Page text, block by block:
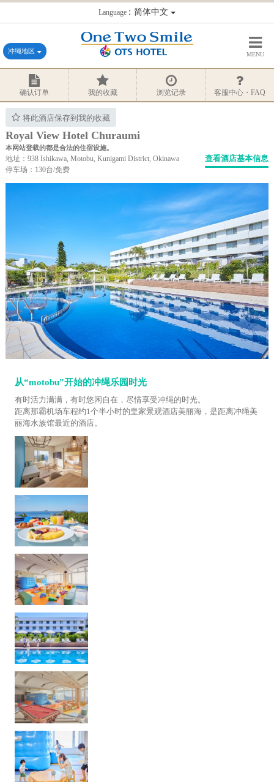
Language：简体中文
冲绳地区 MENU
确认订单 我的收藏 浏览记录 客服中心・FAQ
将此酒店保存到我的收藏
Royal View Hotel Churaumi
本网站登载的都是合法的住宿设施。
地址：938 Ishikawa, Motobu, Kunigami District, Okinawa
停车场：130台/免费
查看酒店基本信息
从“motobu”开始的冲绳乐园时光
有时活力满满，有时悠闲自在，尽情享受冲绳的时光。
距离那霸机场车程约1个半小时的皇家景观酒店美丽海，是距离冲绳美
丽海水族馆最近的酒店。